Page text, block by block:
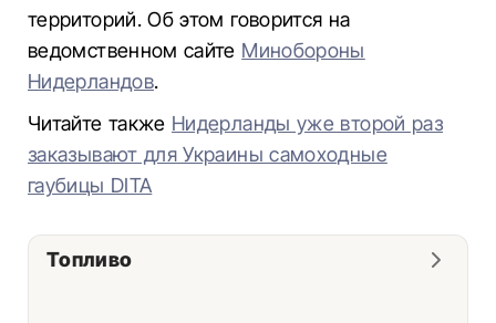
территорий. Об этом говорится на
ведомственном сайте Минобороны
Нидерландов.
Читайте также Нидерланды уже второй раз
заказывают для Украины самоходные
гаубицы DITA
Топливо